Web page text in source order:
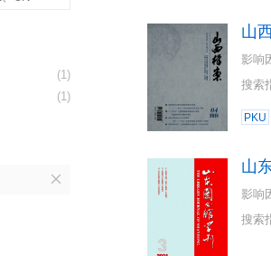
(1)
(1)
山
影响
搜索
PKU
山
影响
搜索